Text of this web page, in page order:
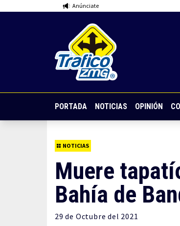
Anúnciate
PORTADA NOTICIAS OPINIÓN
NOTICIAS
Muere
Bahía de
29 de Octubre del 2021